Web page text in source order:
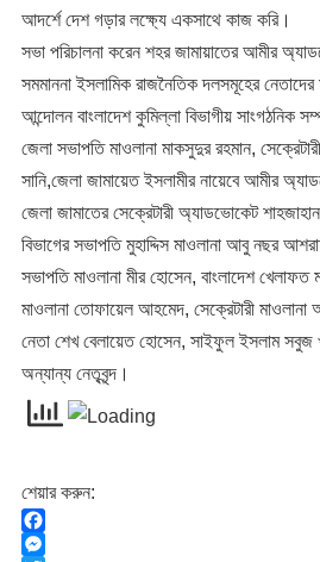
আদর্শে দেশ গড়ার লক্ষ্যে একসাথে কাজ করি।
সভা পরিচালনা করেন শহর জামায়াতের আমীর
সমমাননা ইসলামিক রাজনৈতিক দলসমূহের
আন্দোলন বাংলাদেশ কুমিল্লা বিভাগীয় সাংগঠনিক
জেলা সভাপতি মাওলানা মাকসুদুর রহমান,
সানি,জেলা জামায়েত ইসলামীর নায়েবে আমীর
জেলা জামাতের সেক্রেটারী অ্যাডভোকেট শাহজাহান
বিভাগের সভাপতি মুহাদ্দিস মাওলানা আবু নছর
সভাপতি মাওলানা মীর হোসেন, বাংলাদেশ
মাওলানা তোফায়েল আহমেদ, সেক্রেটারী
নেতা শেখ বেলায়েত হোসেন, সাইফুল ইসলাম সবুজ
অন্যান্য নেতৃবৃন্দ।
শেয়ার করুন:
F